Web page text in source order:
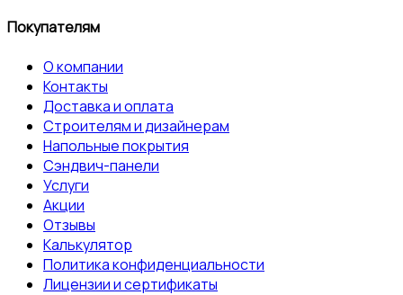
Покупателям
О компании
Контакты
Доставка и оплата
Строителям и дизайнерам
Напольные покрытия
Сэндвич-панели
Услуги
Акции
Отзывы
Калькулятор
Политика конфиденциальности
Лицензии и сертификаты